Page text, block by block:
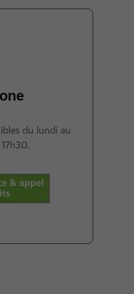
du lundi au
(service et appel gratuits)